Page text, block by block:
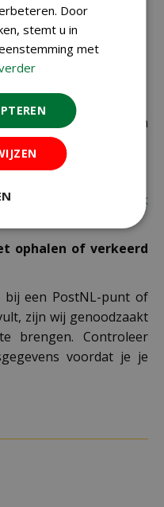
verzendkosten
die buiten de
in de laatste stap van
Nederland,
bekijk
ophalen of verkeerd
een PostNL-punt of
zijn wij genoodzaakt
brengen. Controleer
voordat je je
Door
stemt u in
met